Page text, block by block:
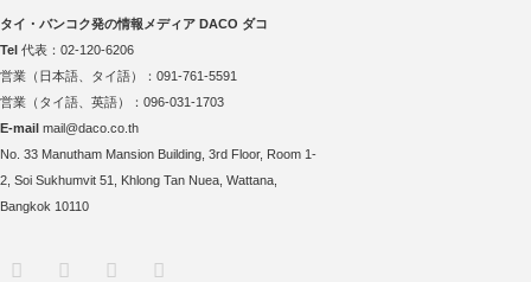
タイ・バンコク発の情報メディア DACO ダコ
Tel 代表：02-120-6206
営業（日本語、タイ語）：091-761-5591
営業（タイ語、英語）：096-031-1703
E-mail mail@daco.co.th
No. 33 Manutham Mansion Building, 3rd Floor, Room 1-
2, Soi Sukhumvit 51, Khlong Tan Nuea, Wattana,
Bangkok 10110
Twitter FacebookInstagram